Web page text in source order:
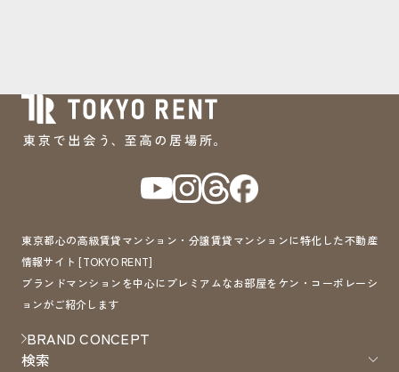
東京都心の高級賃貸マンション・分譲賃貸マンションに特化した不動産
情報サイト [TOKYO RENT]
ブランドマンションを中心にプレミアムなお部屋をケン・コーポレーシ
ョンがご紹介します
BRAND CONCEPT
検索